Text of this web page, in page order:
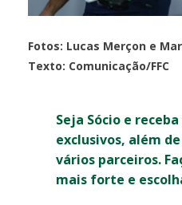
Fotos: Lucas Merçon e
Texto: Comunicação/FFC
Seja Sócio e
exclusivos, além
vários parceiros.
mais forte e